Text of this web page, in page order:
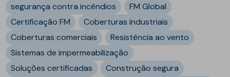
segurança contra incêndios
FM Global
Certificação FM
Coberturas industriais
Coberturas comerciais
Resistência ao vento
Sistemas de impermeabilização
Soluções certificadas
Construção segura